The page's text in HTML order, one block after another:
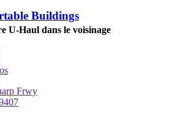
Buildings
U-Haul dans le voisinage
Frwy